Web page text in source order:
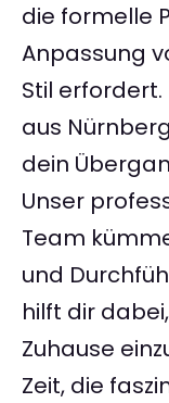
die formelle
Anpassung
Stil erfordert.
aus
dein
Unser
Team
und
hilft dir
Zuhause
Zeit, die